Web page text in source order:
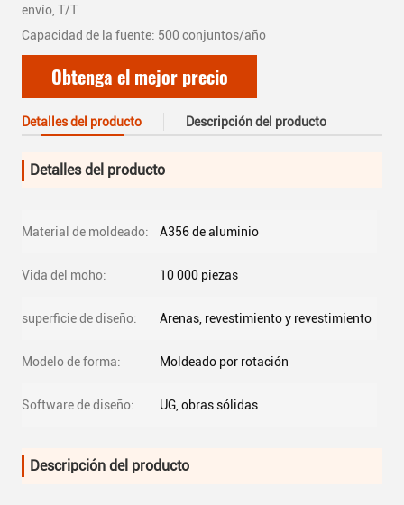
envío, T/T
Capacidad de la fuente: 500 conjuntos/año
Obtenga el mejor precio
Detalles del producto Descripción del producto
Detalles del producto
Material de moldeado: A356 de aluminio
Vida del moho: 10 000 piezas
superficie de diseño: Arenas, revestimiento y revestimiento
Modelo de forma: Moldeado por rotación
Software de diseño: UG, obras sólidas
Descripción del producto